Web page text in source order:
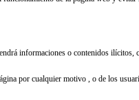
informaciones o contenidos ilícitos,
por cualquier motivo , o de los